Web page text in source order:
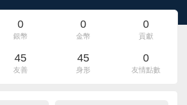
0
銀幣
0
金幣
0
貢獻
45
友善
45
身形
0
友情點數